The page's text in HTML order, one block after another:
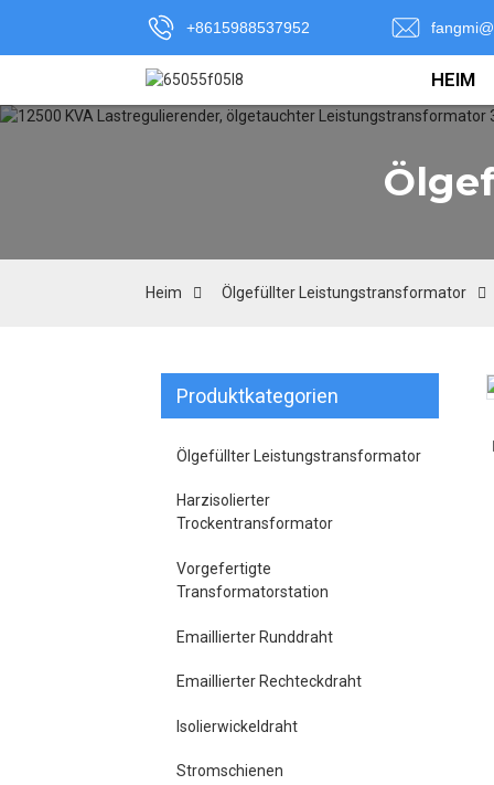
+8615988537952
HEIM
Heim Ölgefüllter Leistungstransformator
Produktkategorien
Ölgefüllter Leistungstransformator
Harzisolierter
Trockentransformator
Vorgefertigte
Transformatorstation
Emaillierter Runddraht
Emaillierter Rechteckdraht
Isolierwickeldraht
Stromschienen
Loading...
Loading...